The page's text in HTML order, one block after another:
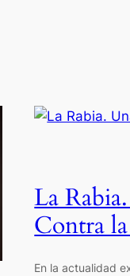
La
Contra
En la actualidad